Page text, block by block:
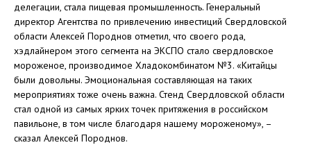
делегации, стала пищевая промышленность. Генеральный
директор Агентства по привлечению инвестиций Свердловской
области Алексей Породнов отметил, что своего рода,
хэдлайнером этого сегмента на ЭКСПО стало свердловское
мороженое, производимое Хладокомбинатом №3. «Китайцы
были довольны. Эмоциональная составляющая на таких
мероприятиях тоже очень важна. Стенд Свердловской области
стал одной из самых ярких точек притяжения в российском
павильоне, в том числе благодаря нашему мороженому», –
сказал Алексей Породнов.